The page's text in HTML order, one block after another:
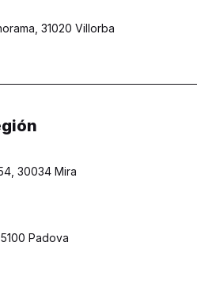
31020 Villorba
30034 Mira
Padova